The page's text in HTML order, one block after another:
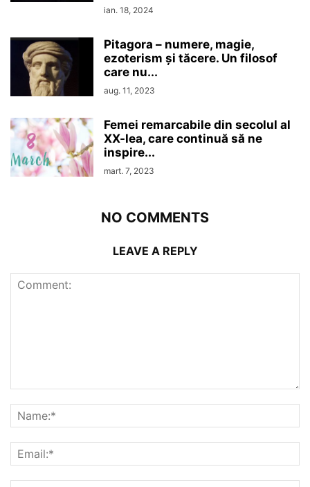
ian. 18, 2024
Pitagora – numere, magie,
ezoterism şi tăcere. Un filosof
care nu...
aug. 11, 2023
Femei remarcabile din secolul al
XX-lea, care continuă să ne
inspire...
mart. 7, 2023
NO COMMENTS
LEAVE A REPLY